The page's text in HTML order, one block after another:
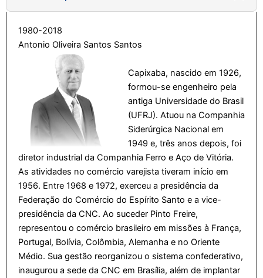
1980-2018
Antonio Oliveira Santos Santos
Capixaba, nascido em 1926,
formou-se engenheiro pela
antiga Universidade do Brasil
(UFRJ). Atuou na Companhia
Siderúrgica Nacional em
1949 e, três anos depois, foi
diretor industrial da Companhia Ferro e Aço de Vitória.
As atividades no comércio varejista tiveram início em
1956. Entre 1968 e 1972, exerceu a presidência da
Federação do Comércio do Espírito Santo e a vice-
presidência da CNC. Ao suceder Pinto Freire,
representou o comércio brasileiro em missões à França,
Portugal, Bolívia, Colômbia, Alemanha e no Oriente
Médio. Sua gestão reorganizou o sistema confederativo,
inaugurou a sede da CNC em Brasília, além de implantar